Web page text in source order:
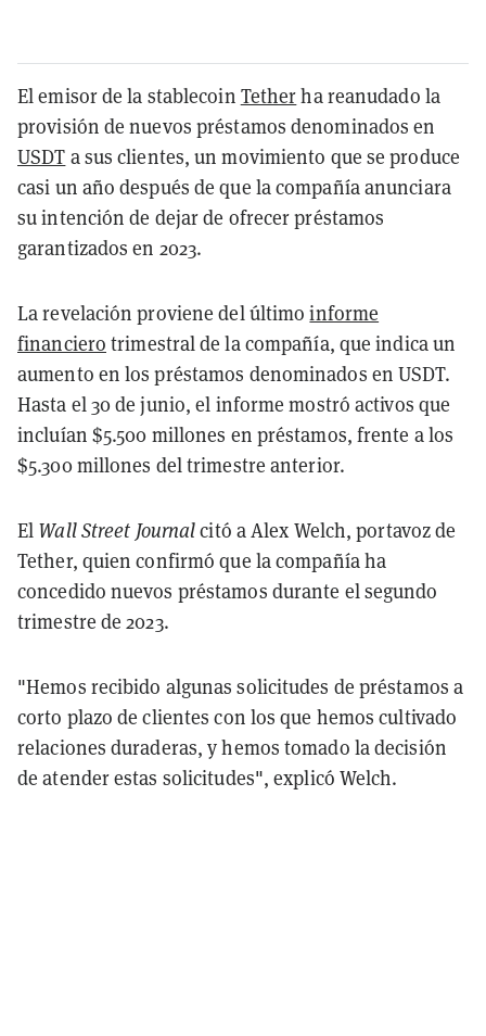
El emisor de la stablecoin Tetherha reanudado la
provisión de nuevos préstamos denominados en
USDT a sus clientes, un movimiento que se produce
casi un año después de que la compañía anunciara
su intención de dejar de ofrecer préstamos
garantizados en 2023.
La revelación proviene del últimoinforme
financiero trimestral de la compañía, que indica un
aumento en los préstamos denominados en USDT.
Hasta el 30 de junio, el informe mostró activos que
incluían $5.500 millones en préstamos, frente a los
$5.300 millones del trimestre anterior.
El Wall Street Journalcitó a Alex Welch, portavoz de
Tether, quien confirmó que la compañía ha
concedido nuevos préstamos durante el segundo
trimestre de 2023.
"Hemos recibido algunas solicitudes de préstamos a
corto plazo de clientes con los que hemos cultivado
relaciones duraderas, y hemos tomado la decisión
de atender estas solicitudes", explicó Welch.